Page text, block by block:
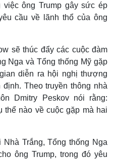
Multimedia
Video
Ảnh
E-Magazine
ông Trump gây sức ép
cầu về lãnh thổ của ông
sẽ thúc đẩy các cuộc đàm
Nga và Tổng thống Mỹ gặp
diễn ra hội nghị thượng
Theo truyền thông nhà
Dmitry Peskov nói rằng:
thể nào về cuộc gặp mà hai
Trắng, Tổng thống Nga
ông Trump, trong đó yêu